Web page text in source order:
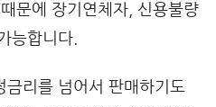
문에 장기연체자, 신용불량
능합니다.
금리를 넘어서 판매하기도